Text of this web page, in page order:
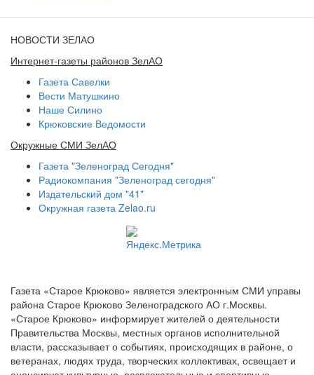
НОВОСТИ ЗЕЛАО
Интернет-газеты районов ЗелАО
Газета Савелки
Вести Матушкино
Наше Силино
Крюковские Ведомости
Окружные СМИ ЗелАО
Газета "Зеленоград Сегодня"
Радиокомпания "Зеленоград сегодня"
Издательский дом "41"
Окружная газета Zelao.ru
Газета «Старое Крюково» является электронным СМИ управы
района Старое Крюково Зеленоградского АО г.Москвы.
«Старое Крюково» информирует жителей о деятельности
Правительства Москвы, местных органов исполнительной
власти, рассказывает о событиях, происходящих в районе, о
ветеранах, людях труда, творческих коллективах, освещает и